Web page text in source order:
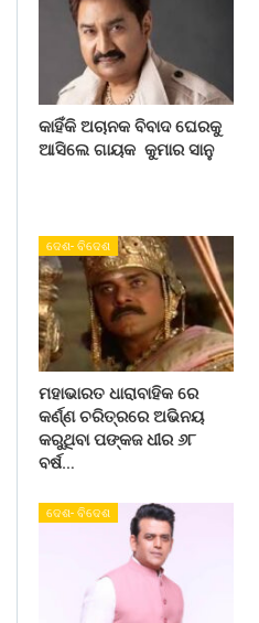
କାହିଁକି ଅଚାନକ ବିବାଦ ଘେରକୁ
ଆସିଲେ ଗାୟକ କୁମାର ସାନୁ
ଦେଶ- ବିଦେଶ
ମହାଭାରତ ଧାରାବାହିକ ରେ
କର୍ଣ୍ଣ ଚରିତ୍ରରେ ଅଭିନୟ
କରୁଥିବା ପଙ୍କଜ ଧୀର ୬୮
ବର୍ଷ…
ଦେଶ- ବିଦେଶ